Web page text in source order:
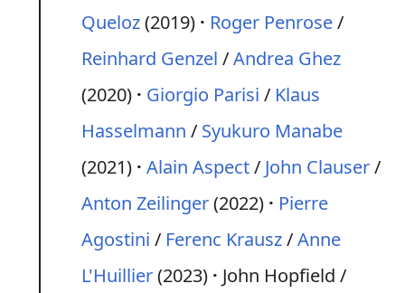
Queloz(2019) Roger Penrose/
Reinhard Genzel /Andrea Ghez
(2020)
Giorgio Parisi / Klaus
Hasselmann / Syukuro Manabe
(2021) Alain Aspect/ John Clauser/
Anton Zeilinger(2022)
Pierre
Agostini / Ferenc Krausz/Anne
L'Huillier(2023)
John Hopfield /